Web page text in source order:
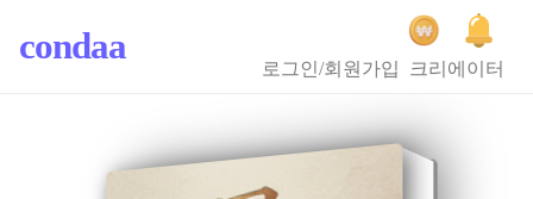
condaa
로그인/회원가입 크리에이터